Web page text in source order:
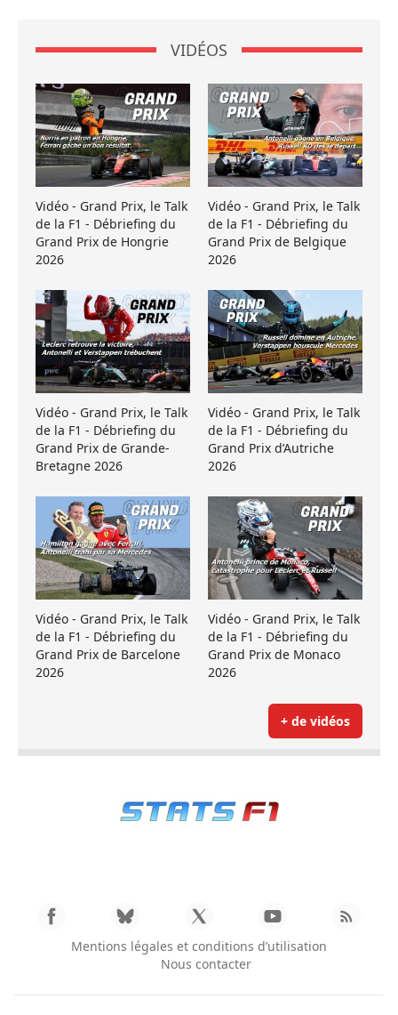
VIDÉOS
Vidéo - Grand Prix, le Talk
de la F1 - Débriefing du
Grand Prix de Hongrie
2026
Vidéo - Grand Prix, le Talk
de la F1 - Débriefing du
Grand Prix de Belgique
2026
Vidéo - Grand Prix, le Talk
de la F1 - Débriefing du
Grand Prix de Grande-
Bretagne 2026
Vidéo - Grand Prix, le Talk
de la F1 - Débriefing du
Grand Prix d’Autriche
2026
Vidéo - Grand Prix, le Talk
de la F1 - Débriefing du
Grand Prix de Barcelone
2026
Vidéo - Grand Prix, le Talk
de la F1 - Débriefing du
Grand Prix de Monaco
2026
+ de vidéos
Mentions légales et conditions d’utilisation
Nous contacter